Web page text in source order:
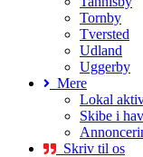
Tornby
Tversted
Udland
Uggerby
Mere
Lokal
Skibe i
Skriv til os